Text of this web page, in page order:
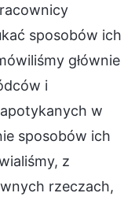
sposobów ich
głównie
i
w
sposobów ich
z
rzeczach,